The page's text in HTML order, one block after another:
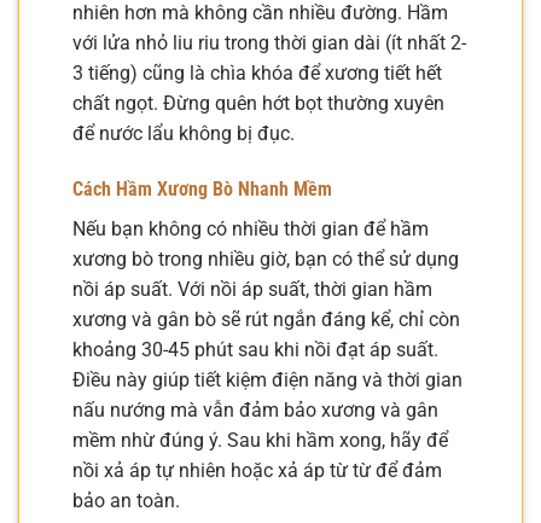
nhiên hơn mà không cần nhiều đường. Hầm
với lửa nhỏ liu riu trong thời gian dài (ít nhất 2-
3 tiếng) cũng là chìa khóa để xương tiết hết
chất ngọt. Đừng quên hớt bọt thường xuyên
để nước lẩu không bị đục.
Cách Hầm Xương Bò Nhanh Mềm
Nếu bạn không có nhiều thời gian để hầm
xương bò trong nhiều giờ, bạn có thể sử dụng
nồi áp suất. Với nồi áp suất, thời gian hầm
xương và gân bò sẽ rút ngắn đáng kể, chỉ còn
khoảng 30-45 phút sau khi nồi đạt áp suất.
Điều này giúp tiết kiệm điện năng và thời gian
nấu nướng mà vẫn đảm bảo xương và gân
mềm nhừ đúng ý. Sau khi hầm xong, hãy để
nồi xả áp tự nhiên hoặc xả áp từ từ để đảm
bảo an toàn.